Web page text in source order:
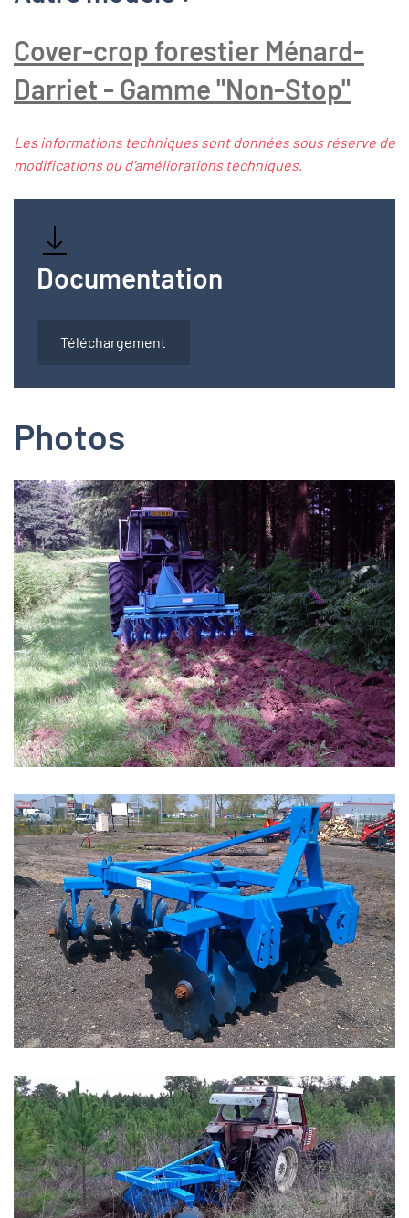
Cover-crop forestier Ménard-
Darriet - Gamme "Non-Stop"
Les informations techniques sont données sous réserve de
modifications ou d’améliorations techniques.
Documentation
Téléchargement
Photos
Zoom
Zoom
Zoom